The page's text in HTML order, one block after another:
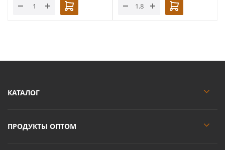
КАТАЛОГ
ПРОДУКТЫ ОПТОМ